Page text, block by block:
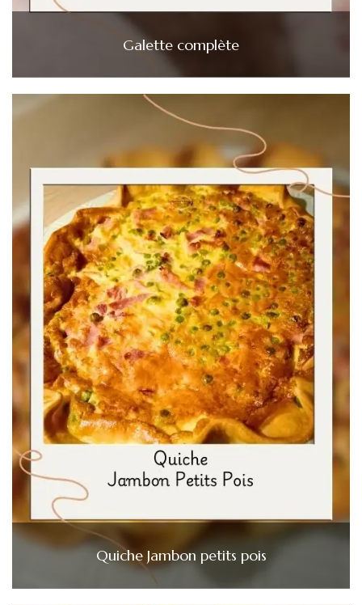
Galette complète
Quiche Jambon petits pois